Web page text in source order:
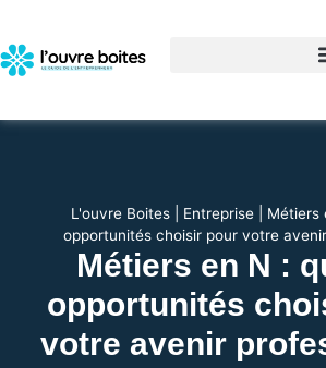
L'ouvre Boites| Entreprise| Métiers
opportunités choisir pour votre
Métiers en N :
opportunités
votre avenir